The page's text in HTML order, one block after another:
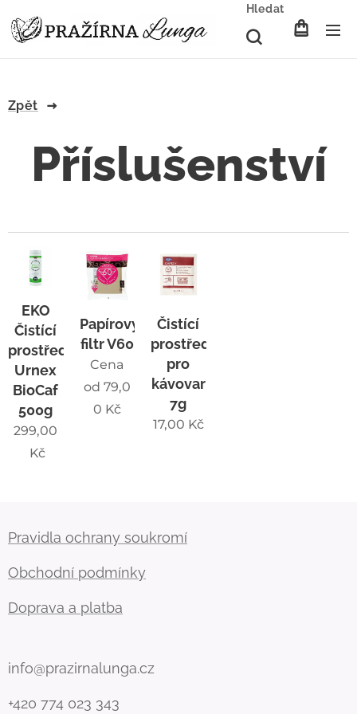
Hledat
Zpět
Příslušenství
EKO
Čistící
prostředek
Urnex
BioCaf
500g
299,00
Kč
Papírový
filtr V60
Cena
od 79,0
0 Kč
Čistící
prostředek
pro
kávovar
7g
17,00 Kč
Pravidla ochrany soukromí
Obchodní podmínky
Doprava a platba
info@prazirnalunga.cz
+420 774 023 343